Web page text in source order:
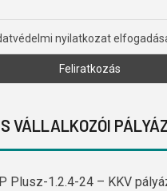
nyilatkozat
VÁLLALKOZÓI
Plusz-1.2.4-24 – KKV